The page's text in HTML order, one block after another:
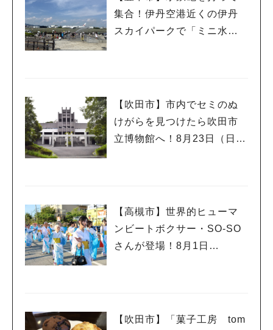
集合！伊丹空港近くの伊丹
スカイパークで「ミニ水合
【吹田市】市内でセミのぬ
けがらを見つけたら吹田市
立博物館へ！8月23日（日）
【高槻市】世界的ヒューマ
ンビートボクサー・SO-SO
さんが登場！8月1日
【吹田市】「菓子工房 tom